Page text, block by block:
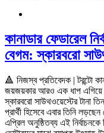
কানাডার ফেডারেল
বেগম: স্কারবরো
🔺 নিজস্ব প্রতিবেদক | টরন্টো
জয়জয়কার আরও এক ধাপ এগিয়ে
স্কারবরো সাউথওয়েস্টের টানা
প্রার্থী হিসেবে এবার তিনি
এপ্রিল অনুষ্ঠিতব্য এই নির্বাচনকে